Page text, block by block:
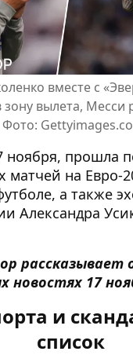
вместе с
зону вылета, Месси
ноября, прошла
матчей на Евро-
а также
Александра
рассказывает
новостях 17
и
список